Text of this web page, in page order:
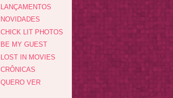
LANÇAMENTOS
NOVIDADES
CHICK LIT PHOTOS
BE MY GUEST
LOST IN MOVIES
CRÔNICAS
QUERO VER